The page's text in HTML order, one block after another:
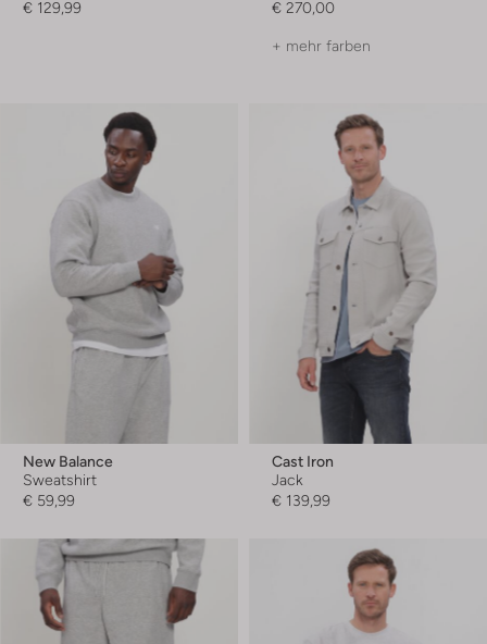
€ 129,99 € 270,00
+ mehr farben
New Balance
Sweatshirt
€ 59,99
Cast Iron
Jack
€ 139,99